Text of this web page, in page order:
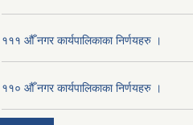
१११ औँ नगर कार्यपालिकाका निर्णयहरु ।
११० औँ नगर कार्यपालिकाका निर्णयहरु ।